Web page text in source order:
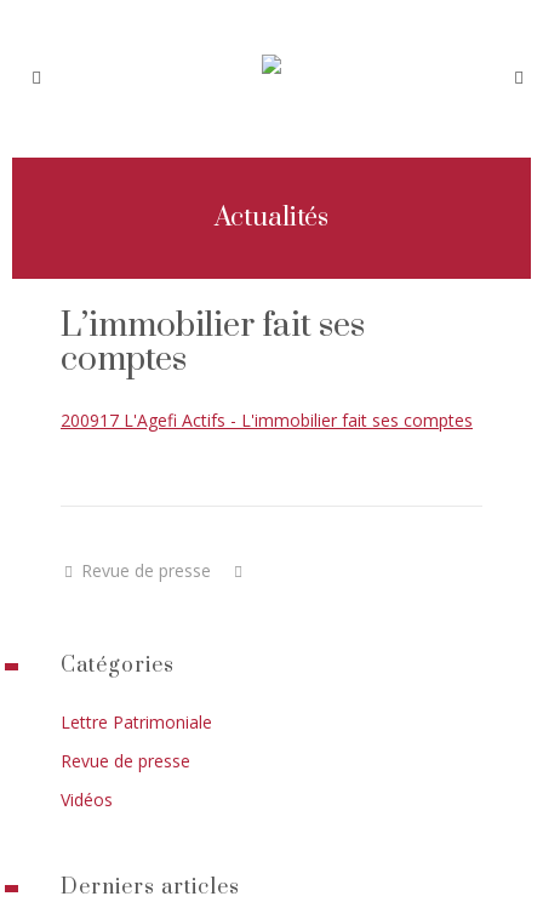
Actualités
L’immobilier fait ses
comptes
200917 L'Agefi Actifs - L'immobilier fait ses comptes
Revue de presse
Catégories
Lettre Patrimoniale
Revue de presse
Vidéos
Derniers articles